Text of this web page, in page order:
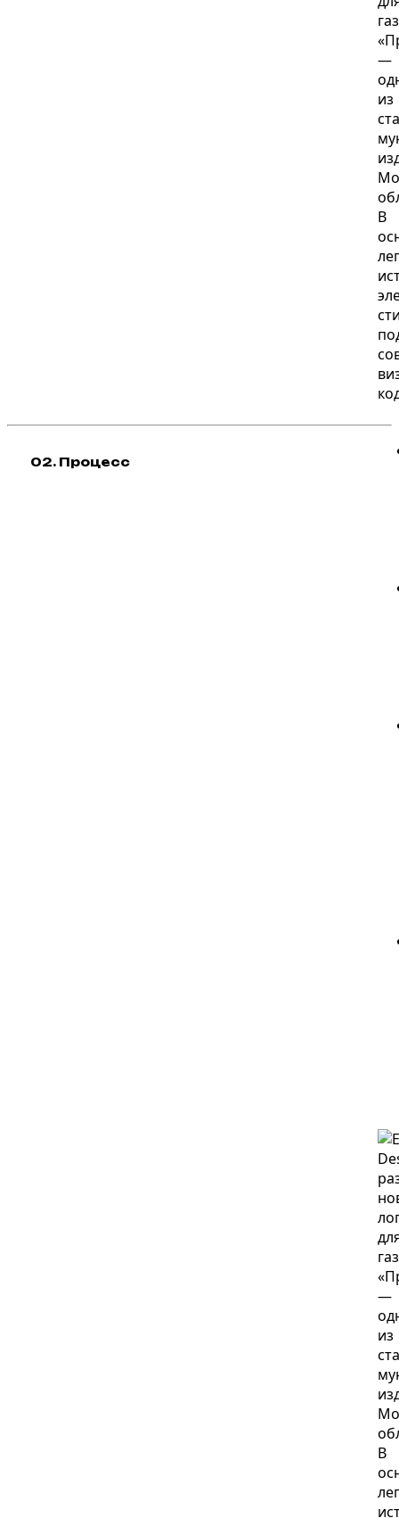
02. Процесс